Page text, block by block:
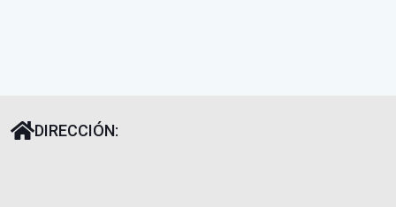
DIRECCIÓN: